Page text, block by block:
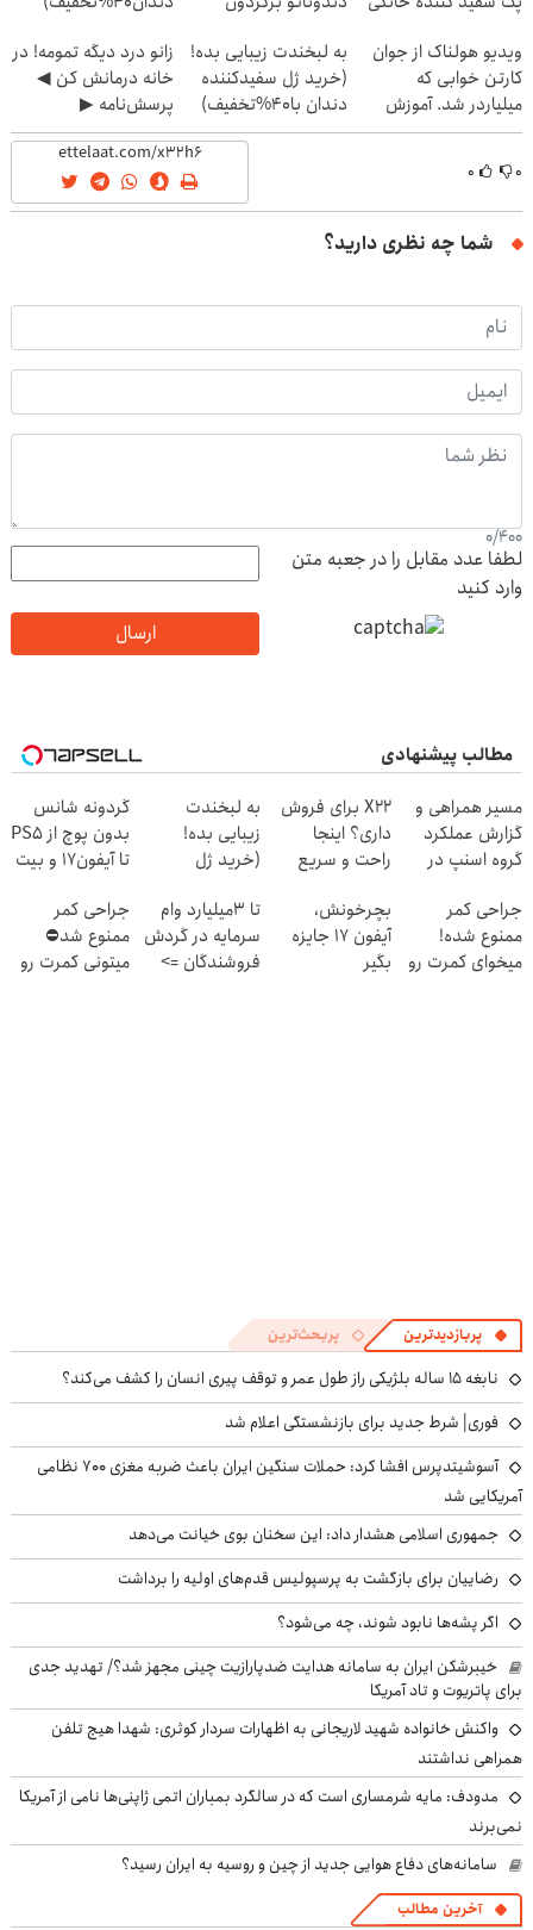
ویدیو هولناک از جوان
کارتن خوابی که
میلیاردر شد. آموزش
رایگان
به لبخندت زیبایی بده!
(خرید ژل سفیدکننده
دندان با40%تخفیف)
زانو درد دیگه تمومه! در
خانه درمانش کن ◀
پرسش‌نامه ▶
۰ ۰
شما چه نظری دارید؟
0/400
لطفا عدد مقابل را در جعبه متن
وارد کنید
ارسال
مطالب پیشنهادی
مسیر همراهی و
گزارش عملکرد
گروه اسنپ در
X22 برای فروش
داری؟ اینجا
راحت و سریع
به لبخندت
زیبایی بده!
(خرید ژل
دندان
با40%تخفیف)
گردونه شانس
بدون پوچ از PS5
تا آیفون17 و بیت
جراحی کمر
ممنوع شده!
میخوای کمرت رو
بچرخونش،
آیفون 17 جایزه
بگیر
تا 3میلیارد وام
سرمایه در گردش
فروشندگان =>
جراحی کمر
ممنوع شد⛔
میتونی کمرت رو
پربازدیدترین پربحث‌ترین
نابغه ۱۵ ساله بلژیکی راز طول عمر و توقف پیری انسان را کشف می‌کند؟
فوری| شرط جدید برای بازنشستگی اعلام شد
آسوشیتدپرس افشا کرد: حملات سنگین ایران باعث ضربه مغزی ۷۰۰ نظامی
آمریکایی شد
جمهوری اسلامی هشدار داد: این سخنان بوی خیانت می‌دهد
رضاییان برای بازگشت به پرسپولیس قدم‌های اولیه را برداشت
اگر پشه‌ها نابود شوند، چه می‌شود؟
خیبرشکن ایران به سامانه هدایت ضدپارازیت چینی مجهز شد؟/ تهدید جدی
برای پاتریوت و تاد آمریکا
واکنش خانواده شهید لاریجانی به اظهارات سردار کوثری: شهدا هیچ تلفن
همراهی نداشتند
مدودف: مایه شرمساری است که در سالگرد بمباران اتمی ژاپنی‌ها نامی از آمریکا
نمی‌برند
سامانه‌های دفاع هوایی جدید از چین و روسیه به ایران رسید؟
آخرین مطالب